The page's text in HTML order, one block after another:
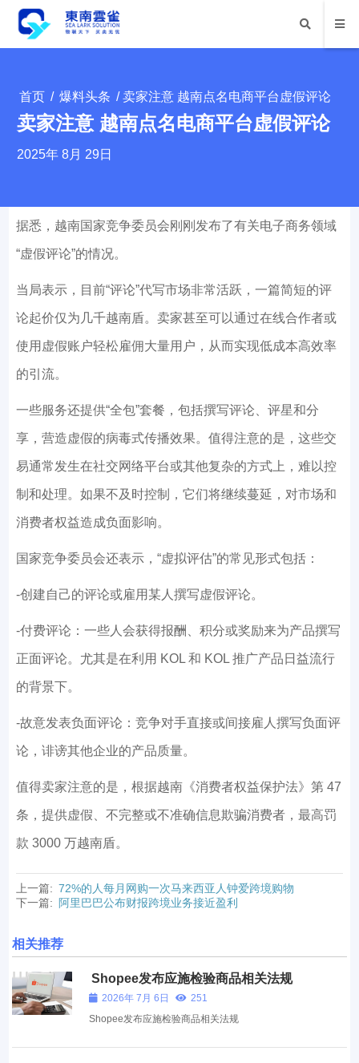
首页 / 爆料头条 / 卖家注意 越南点名电商平台虚假评论
卖家注意 越南点名电商平台虚假评论
2025年 8月 29日
据悉，越南国家竞争委员会刚刚发布了有关电子商务领域
“虚假评论”的情况。
当局表示，目前“评论”代写市场非常活跃，一篇简短的评
论起价仅为几千越南盾。卖家甚至可以通过在线合作者或
使用虚假账户轻松雇佣大量用户，从而实现低成本高效率
的引流。
一些服务还提供“全包”套餐，包括撰写评论、评星和分
享，营造虚假的病毒式传播效果。值得注意的是，这些交
易通常发生在社交网络平台或其他复杂的方式上，难以控
制和处理。如果不及时控制，它们将继续蔓延，对市场和
消费者权益造成负面影响。
国家竞争委员会还表示，“虚拟评估”的常见形式包括：
-创建自己的评论或雇用某人撰写虚假评论。
-付费评论：一些人会获得报酬、积分或奖励来为产品撰写
正面评论。尤其是在利用 KOL 和 KOL 推广产品日益流行
的背景下。
-故意发表负面评论：竞争对手直接或间接雇人撰写负面评
论，诽谤其他企业的产品质量。
值得卖家注意的是，根据越南《消费者权益保护法》第 47
条，提供虚假、不完整或不准确信息欺骗消费者，最高罚
款 3000 万越南盾。
上一篇: 72%的人每月网购一次马来西亚人钟爱跨境购物
下一篇:
阿里巴巴公布财报跨境业务接近盈利
相关推荐
Shopee发布应施检验商品相关法规
2026年 7月 6日
251
Shopee发布应施检验商品相关法规